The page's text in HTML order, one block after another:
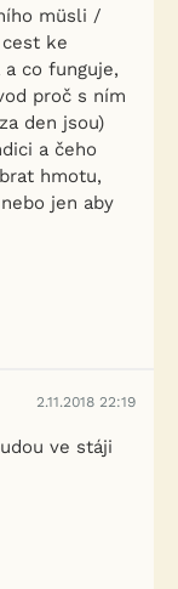
müsli /
ke
co funguje,
proč s ním
den jsou)
a čeho
hmotu,
jen aby
2.11.2018 22:19
ve stáji